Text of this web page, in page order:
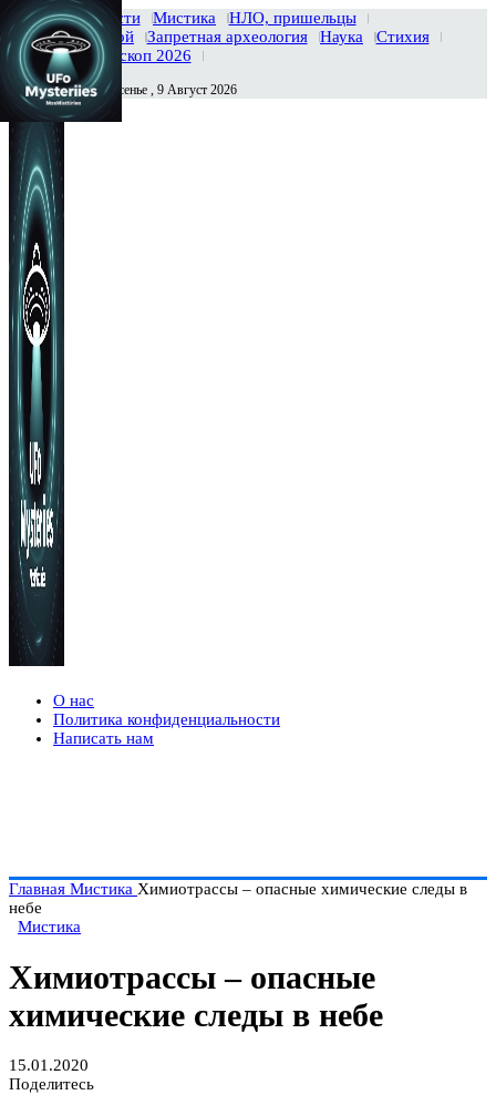
Главная Новости Мистика
НЛО, пришельцы
Тайны вселенной
Запретная археология Наука
Стихия
История
Гороскоп 2026
Сегодня Воскресенье , 9 Август 2026
О нас
Политика конфиденциальности
Написать нам
Главная Мистика Химиотрассы – опасные химические следы в
небе
Мистика
Химиотрассы – опасные
химические следы в небе
15.01.2020
Поделитесь